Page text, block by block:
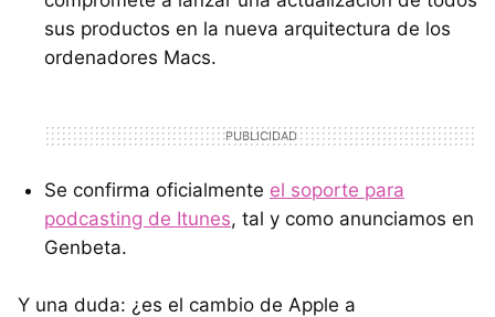
sus productos en la nueva arquitectura de los
ordenadores Macs.
Se confirma oficialmente el soporte para
podcasting de Itunes, tal y como anunciamos en
Genbeta.
Y una duda: ¿es el cambio de Apple a